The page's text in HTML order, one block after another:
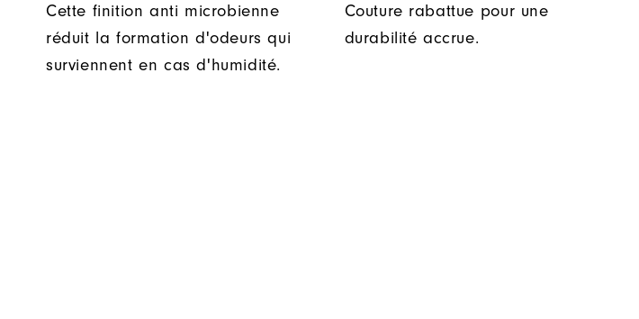
Cette finition anti microbienne
réduit la formation d'odeurs qui
surviennent en cas d'humidité.
Couture rabattue pour une
durabilité accrue.